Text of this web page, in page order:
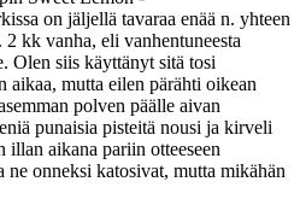
on jäljellä tavaraa enää n. yhteen
kk vanha, eli vanhentuneesta
Olen siis käyttänyt sitä tosi
aikaa, mutta eilen pärähti oikean
polven päälle aivan
punaisia pisteitä nousi ja kirveli
illan aikana pariin otteeseen
onneksi katosivat, mutta mikähän